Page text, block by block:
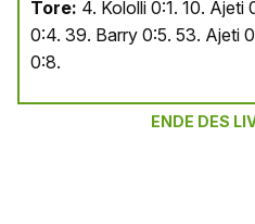
Tore: 4. Kololli 0:1. 10. Ajeti
0:4. 39. Barry 0:5. 53. Ajeti
0:8.
ENDE DES